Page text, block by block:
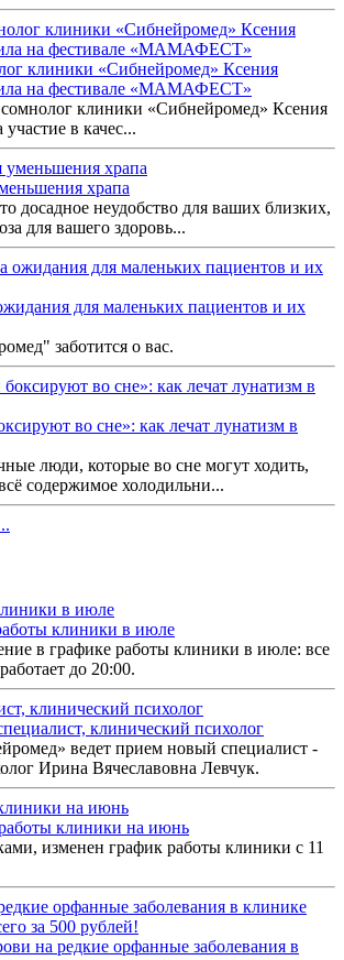
клиники «Сибнейромед» Ксения
на фестивале «МАМАФЕСТ»
сомнолог клиники «Сибнейромед» Ксения
в качес...
храпа
досадное неудобство для ваших близких,
для вашего здоровь...
для маленьких пациентов и их
заботится о вас.
во сне»: как лечат лунатизм в
люди, которые во сне могут ходить,
содержимое холодильни...
клиники в июле
в графике работы клиники в июле: все
до 20:00.
клинический психолог
ведет прием новый специалист -
Ирина Вячеславовна Левчук.
клиники на июнь
изменен график работы клиники с 11
на редкие орфанные заболевания в